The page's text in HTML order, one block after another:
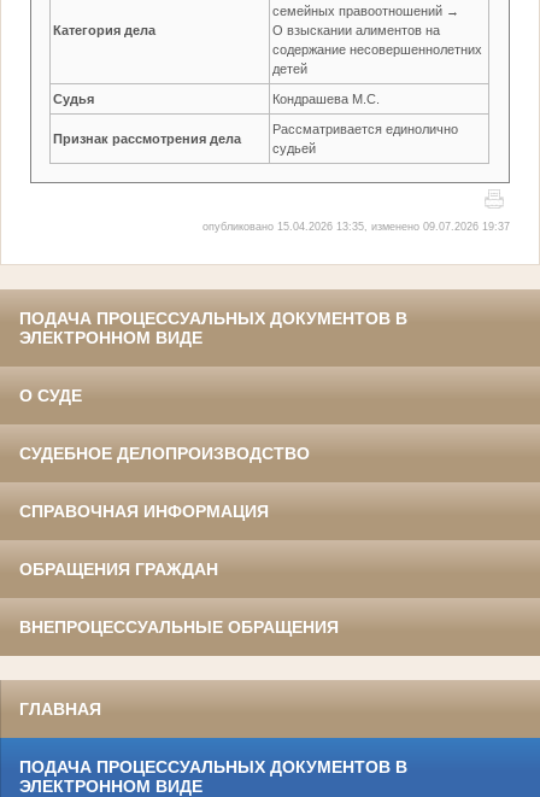
Категория дела
семейных правоотношений →
О взыскании алиментов на
содержание несовершеннолетних
детей
Судья Кондрашева М.С.
Признак рассмотрения дела
Рассматривается единолично
судьей
опубликовано 15.04.2026 13:35, изменено 09.07.2026 19:37
ПОДАЧА ПРОЦЕССУАЛЬНЫХ ДОКУМЕНТОВ В
ЭЛЕКТРОННОМ ВИДЕ
О СУДЕ
СУДЕБНОЕ ДЕЛОПРОИЗВОДСТВО
СПРАВОЧНАЯ ИНФОРМАЦИЯ
ОБРАЩЕНИЯ ГРАЖДАН
ВНЕПРОЦЕССУАЛЬНЫЕ ОБРАЩЕНИЯ
ГЛАВНАЯ
ПОДАЧА ПРОЦЕССУАЛЬНЫХ ДОКУМЕНТОВ В
ЭЛЕКТРОННОМ ВИДЕ